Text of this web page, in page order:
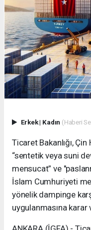
Erkek| Kadın (Haberi
Ticaret Bakanlığı,
“sentetik veya suni
mensucat” ve
İslam Cumhuriyeti
yönelik dampinge
uygulanmasına karar